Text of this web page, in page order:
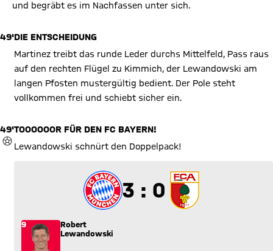
und begräbt es im Nachfassen unter sich.
49'DIE ENTSCHEIDUNG
Martinez treibt das runde Leder durchs Mittelfeld, Pass raus
auf den rechten Flügel zu Kimmich, der Lewandowski am
langen Pfosten mustergültig bedient. Der Pole steht
vollkommen frei und schiebt sicher ein.
49'
TOR
TOOOOOOR FÜR DEN FC BAYERN!
Lewandowski schnürt den Doppelpack!
3 zu 0
3 : 0
9
Robert
Lewandowski